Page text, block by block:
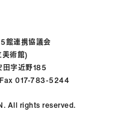
館連携協議会
術館)
字近野185
017-783-5244
All rights reserved.